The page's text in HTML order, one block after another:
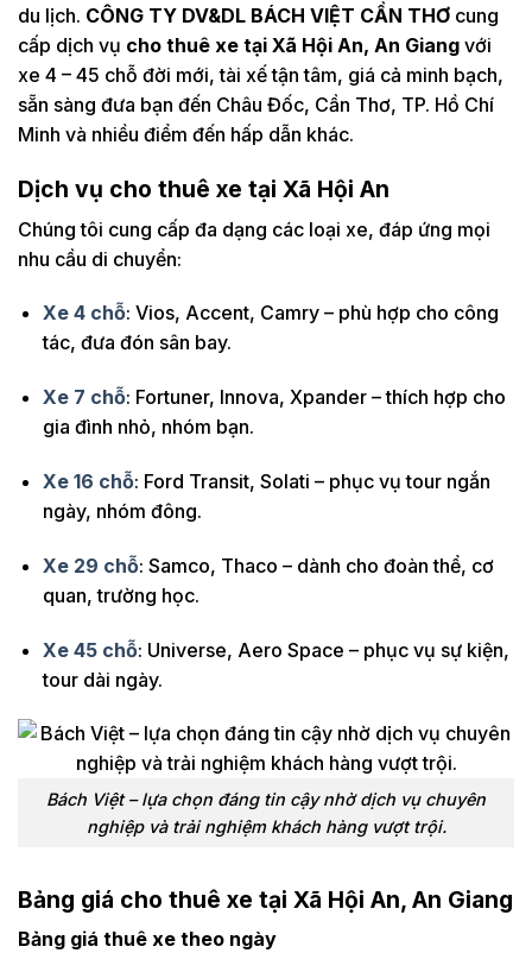
du lịch. CÔNG TY DV&DL BÁCH VIỆT CẦN THƠ cung
cấp dịch vụ cho thuê xe tại Xã Hội An, An Giang với
xe 4 – 45 chỗ đời mới, tài xế tận tâm, giá cả minh bạch,
sẵn sàng đưa bạn đến Châu Đốc, Cần Thơ, TP. Hồ Chí
Minh và nhiều điểm đến hấp dẫn khác.
Dịch vụ cho thuê xe tại Xã Hội An
Chúng tôi cung cấp đa dạng các loại xe, đáp ứng mọi
nhu cầu di chuyển:
Xe 4 chỗ: Vios, Accent, Camry – phù hợp cho công
tác, đưa đón sân bay.
Xe 7 chỗ: Fortuner, Innova, Xpander – thích hợp cho
gia đình nhỏ, nhóm bạn.
Xe 16 chỗ: Ford Transit, Solati – phục vụ tour ngắn
ngày, nhóm đông.
Xe 29 chỗ: Samco, Thaco – dành cho đoàn thể, cơ
quan, trường học.
Xe 45 chỗ: Universe, Aero Space – phục vụ sự kiện,
tour dài ngày.
Bách Việt – lựa chọn đáng tin cậy nhờ dịch vụ chuyên
nghiệp và trải nghiệm khách hàng vượt trội.
Bảng giá cho thuê xe tại Xã Hội An, An Giang
Bảng giá thuê xe theo ngày